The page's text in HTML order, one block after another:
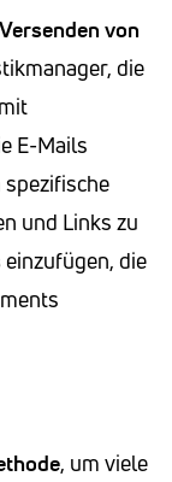
Versenden von
die
E-Mails
spezifische
und Links zu
einzufügen, die
, um viele